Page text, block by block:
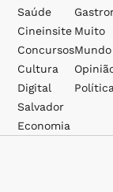
Saúde
Cineinsite
Concursos
Cultura
Digital
Salvador
Economia
Muito
Mundo